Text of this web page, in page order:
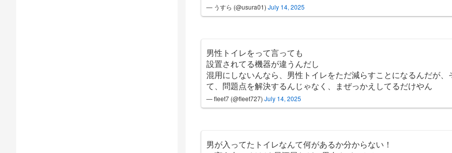
— うすら (@usura01) July 14, 2025
男性トイレをって言っても
設置されてる機器が違うんだし
混用にしないんなら、男性トイレをただ減らすことになるんだが、
て、問題点を解決するんじゃなく、まぜっかえしてるだけやん
— fleet7 (@fleet727) July 14, 2025
男が入ってたトイレなんて何があるか分からない！